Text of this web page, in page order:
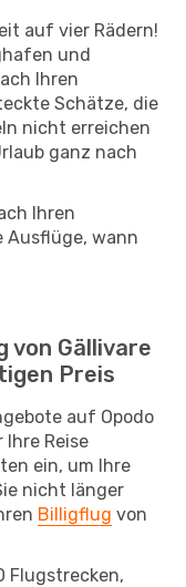
auf vier Rädern!
und
Ihren
Schätze, die
nicht erreichen
ganz nach
Ihren
Ausflüge, wann
von Gällivare
Preis
auf Opodo
Reise
ein, um Ihre
nicht länger
Billigflug von
Flugstrecken,